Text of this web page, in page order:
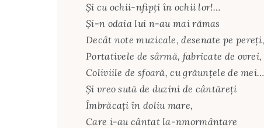
Şi cu ochii-nfipţi în ochii lor!…
Şi-n odaia lui n-au mai rămas
Decât note muzicale, desenate pe pereţi,
Portativele de sârmă, fabricate de ovrei,
Coliviile de sfoară, cu grăunţele de mei…
Şi vreo sută de duzini de cântăreţi
Îmbrăcaţi în doliu mare,
Care i-au cântat la-nmormântare